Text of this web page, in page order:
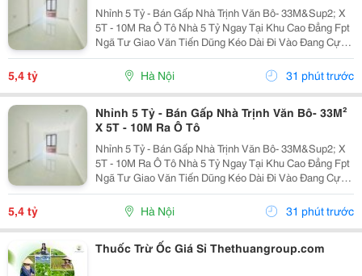
Nhỉnh 5 Tỷ - Bán Gấp Nhà Trịnh Văn Bô- 33M&Sup2; X
5T - 10M Ra Ô Tô Nhà 5 Tỷ Ngay Tại Khu Cao Đẳng Fpt
Ngã Tư Giao Văn Tiến Dũng Kéo Dài Đi Vào Đang Cực
Kỳ Đẹp. Căn Này Lại Có 5 Tầng, Gần Ô Tô, Gần Phố Và
5,4 tỷ Hà Nội 31 phút trước
Nhỉnh 5 Tỷ - Bán Gấp Nhà Trịnh Văn Bô- 33M²
X 5T - 10M Ra Ô Tô
Nhỉnh 5 Tỷ - Bán Gấp Nhà Trịnh Văn Bô- 33M&Sup2; X
5T - 10M Ra Ô Tô Nhà 5 Tỷ Ngay Tại Khu Cao Đẳng Fpt
Ngã Tư Giao Văn Tiến Dũng Kéo Dài Đi Vào Đang Cực
Kỳ Đẹp. Căn Này Lại Có 5 Tầng, Gần Ô Tô, Gần Phố Và
5,4 tỷ Hà Nội 31 phút trước
Thuốc Trừ Ốc Giá Sỉ Thethuangroup.com